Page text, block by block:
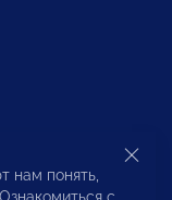
нам понять,
с